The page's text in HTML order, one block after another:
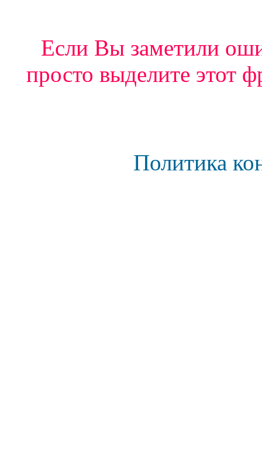
Если Вы заметили
просто выделите этот
Политика